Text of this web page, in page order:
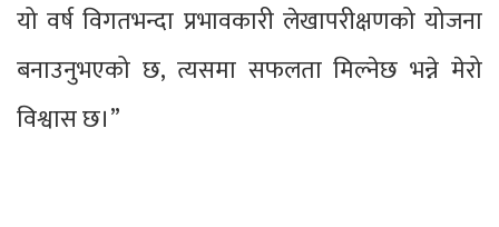
यो वर्ष विगतभन्दा प्रभावकारी लेखापरीक्षणको योजना
बनाउनुभएको छ, त्यसमा सफलता मिल्नेछ भन्ने मेरो
विश्वास छ।”